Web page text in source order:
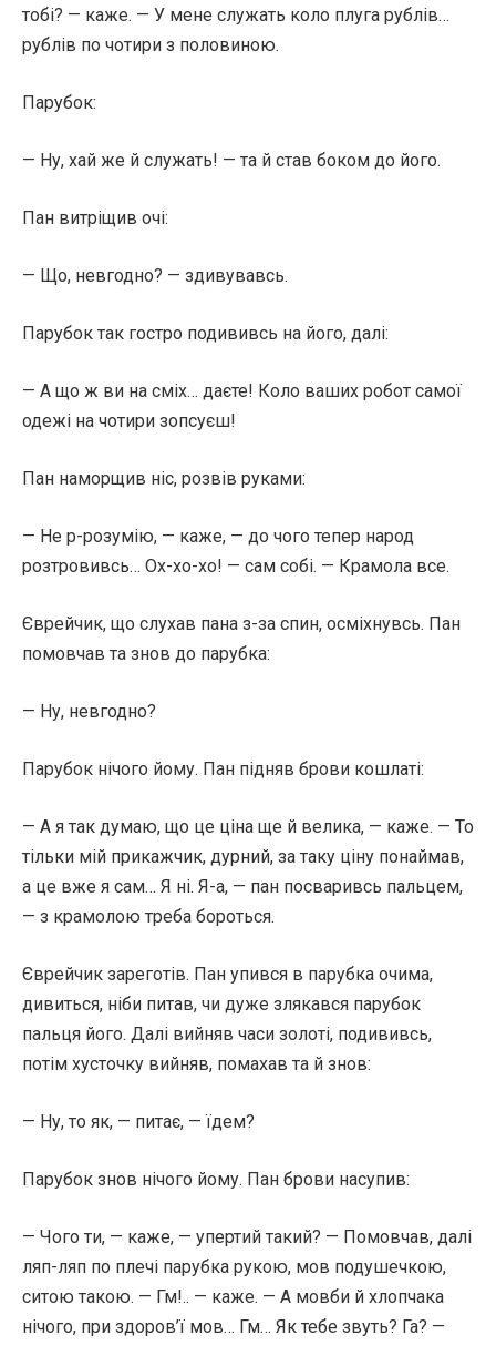
тобі? — каже. — У мене служать коло плуга рублів…
рублів по чотири з половиною.
Парубок:
— Ну, хай же й служать! — та й став боком до його.
Пан витріщив очі:
— Що, невгодно? — здивувавсь.
Парубок так гостро подививсь на його, далі:
— А що ж ви на сміх… даєте! Коло ваших робот самої
одежі на чотири зопсуєш!
Пан наморщив ніс, розвів руками:
— Не р-розумію, — каже, — до чого тепер народ
розтровивсь… Ох-хо-хо! — сам собі. — Крамола все.
Єврейчик, що слухав пана з-за спин, осміхнувсь. Пан
помовчав та знов до парубка:
— Ну, невгодно?
Парубок нічого йому. Пан підняв брови кошлаті:
— А я так думаю, що це ціна ще й велика, — каже. — То
тільки мій прикажчик, дурний, за таку ціну понаймав,
а це вже я сам… Я ні. Я-а, — пан посваривсь пальцем,
— з крамолою треба бороться.
Єврейчик зареготів. Пан упився в парубка очима,
дивиться, ніби питав, чи дуже злякався парубок
пальця його. Далі вийняв часи золоті, подививсь,
потім хусточку вийняв, помахав та й знов:
— Ну, то як, — питає, — їдем?
Парубок знов нічого йому. Пан брови насупив:
— Чого ти, — каже, — упертий такий? — Помовчав, далі
ляп-ляп по плечі парубка рукою, мов подушечкою,
ситою такою. — Гм!.. — каже. — А мовби й хлопчака
нічого, при здоров’ї мов… Гм… Як тебе звуть? Га? —